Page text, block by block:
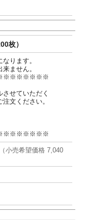
枚）
ります。
ません。
せていただく
文ください。
（小売希望価格 7,040